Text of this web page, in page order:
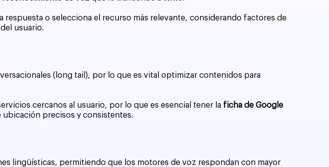
respuesta o selecciona el recurso más relevante, considerando factores de
usuario.
(long tail), por lo que es vital optimizar contenidos para
cercanos al usuario, por lo que es esencial tener la ficha de Google
ubicación precisos y consistentes.
lingüísticas, permitiendo que los motores de voz respondan con mayor